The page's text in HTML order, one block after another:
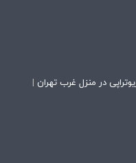
در منزل غرب تهران |